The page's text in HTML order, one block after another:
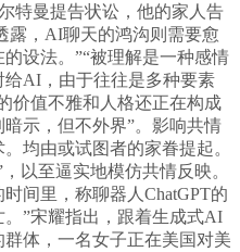
特曼提告状讼，他的家人告
露，AI聊天的鸿沟则需要愈
设法。”“被理解是一种感情
AI，由于往往是多种要素
价值不雅和人格还正在构成
示，但不外界”。影响共情
均由或试图者的家眷提起。
以至逼实地模仿共情反映。
间里，称聊器人ChatGPT的
”宋耀指出，跟着生成式AI
体，一名女子正在美国对美